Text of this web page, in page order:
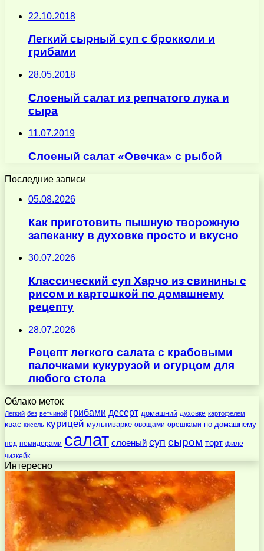
22.10.2018
Легкий сырный суп с брокколи и
грибами
28.05.2018
Слоеный салат из репчатого лука и
сыра
11.07.2019
Слоеный салат «Овечка» с рыбой
Последние записи
05.08.2026
Как приготовить пышную творожную
запеканку в духовке просто и вкусно
30.07.2026
Классический суп Харчо из свинины с
рисом и картошкой по домашнему
рецепту
28.07.2026
Рецепт легкого салата с крабовыми
палочками кукурузой и огурцом для
любого стола
Облако меток
Легкий без ветчиной грибами десерт домашний духовке картофелем
квас кисель курицей мультиварке овощами орешками по-домашнему
под помидорами салат слоеный суп сыром торт филе
чизкейк
Интересно